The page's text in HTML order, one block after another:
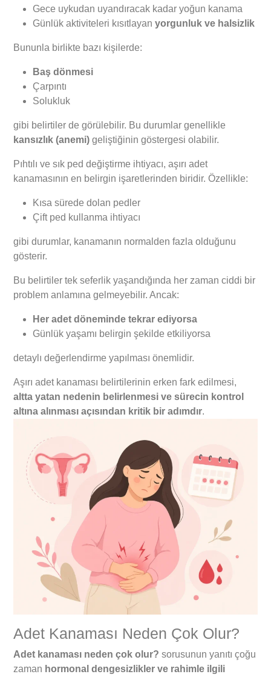
Gece uykudan uyandıracak kadar yoğun kanama
Günlük aktiviteleri kısıtlayan yorgunluk ve halsizlik
Bununla birlikte bazı kişilerde:
Baş dönmesi
Çarpıntı
Solukluk
gibi belirtiler de görülebilir. Bu durumlar genellikle
kansızlık (anemi) geliştiğinin göstergesi olabilir.
Pıhtılı ve sık ped değiştirme ihtiyacı, aşırı adet
kanamasının en belirgin işaretlerinden biridir. Özellikle:
Kısa sürede dolan pedler
Çift ped kullanma ihtiyacı
gibi durumlar, kanamanın normalden fazla olduğunu
gösterir.
Bu belirtiler tek seferlik yaşandığında her zaman ciddi bir
problem anlamına gelmeyebilir. Ancak:
Her adet döneminde tekrar ediyorsa
Günlük yaşamı belirgin şekilde etkiliyorsa
detaylı değerlendirme yapılması önemlidir.
Aşırı adet kanaması belirtilerinin erken fark edilmesi,
altta yatan nedenin belirlenmesi ve sürecin kontrol
altına alınması açısından kritik bir adımdır.
Adet Kanaması Neden Çok Olur?
Adet kanaması neden çok olur? sorusunun yanıtı çoğu
zaman hormonal dengesizlikler ve rahimle ilgili